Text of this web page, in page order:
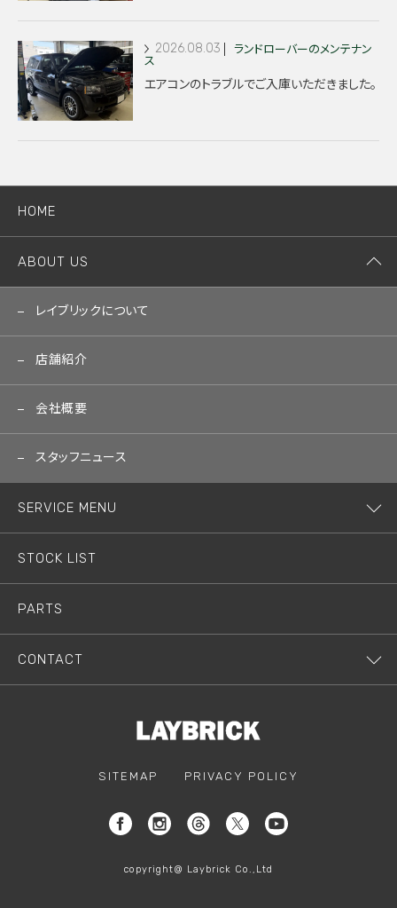
2026.08.03
ランドローバーのメンテナン
ス
エアコンのトラブルでご入庫いただきました。
HOME
ABOUT US
レイブリックについて
店舗紹介
会社概要
スタッフニュース
SERVICE MENU
STOCK LIST
PARTS
CONTACT
SITEMAP PRIVACY POLICY
copyright@ Laybrick Co.,Ltd